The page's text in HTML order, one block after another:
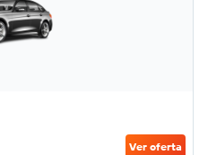
Ver oferta